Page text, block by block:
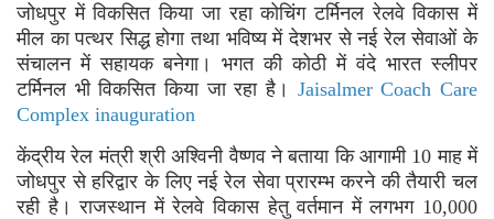
जोधपुर में विकसित किया जा रहा कोचिंग टर्मिनल रेलवे विकास में
मील का पत्थर सिद्ध होगा तथा भविष्य में देशभर से नई रेल सेवाओं के
संचालन में सहायक बनेगा। भगत की कोठी में वंदे भारत स्लीपर
टर्मिनल भी विकसित किया जा रहा है। Jaisalmer Coach Care
Complex inauguration
केंद्रीय रेल मंत्री श्री अश्विनी वैष्णव ने बताया कि आगामी 10 माह में
जोधपुर से हरिद्वार के लिए नई रेल सेवा प्रारम्भ करने की तैयारी चल
रही है। राजस्थान में रेलवे विकास हेतु वर्तमान में लगभग 10,000